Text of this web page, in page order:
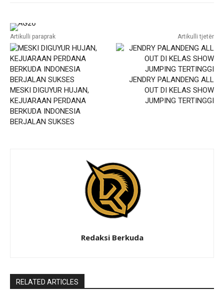
Artikulli paraprak
MESKI DIGUYUR HUJAN,
KEJUARAAN PERDANA
BERKUDA INDONESIA
BERJALAN SUKSES
Artikulli tjetër
JENDRY PALANDENG ALL
OUT DI KELAS SHOW
JUMPING TERTINGGI
Redaksi Berkuda
RELATED ARTICLES